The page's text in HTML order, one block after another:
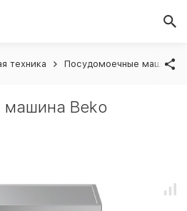
техника Посудомоечные машины
машина Beko